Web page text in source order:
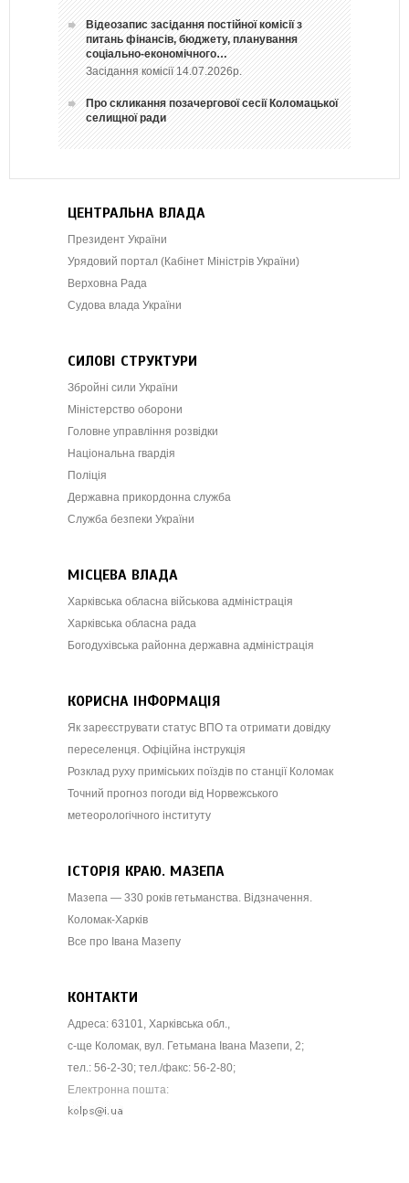
Відеозапис засідання постійної комісії з
питань фінансів, бюджету, планування
соціально-економічного…
Засідання комісії 14.07.2026р.
Про скликання позачергової сесії Коломацької
селищної ради
ЦЕНТРАЛЬНА ВЛАДА
Президент України
Урядовий портал (Кабінет Міністрів України)
Верховна Рада
Судова влада України
СИЛОВІ СТРУКТУРИ
Збройні сили України
Міністерство оборони
Головне управління розвідки
Національна гвардія
Поліція
Державна прикордонна служба
Служба безпеки України
МІСЦЕВА ВЛАДА
Харківська обласна військова адміністрація
Харківська обласна рада
Богодухівська районна державна адміністрація
КОРИСНА ІНФОРМАЦІЯ
Як зареєструвати статус ВПО та отримати довідку
переселенця. Офіційна інструкція
Розклад руху приміських поїздів по станції Коломак
Точний прогноз погоди від Норвежського
метеорологічного інституту
ІСТОРІЯ КРАЮ. МАЗЕПА
Мазепа — 330 років гетьманства. Відзначення.
Коломак-Харків
Все про Івана Мазепу
КОНТАКТИ
Адреса: 63101, Харківська обл.,
с-ще Коломак, вул. Гетьмана Івана Мазепи, 2;
тел.: 56-2-30; тел./факс: 56-2-80;
Електронна пошта: